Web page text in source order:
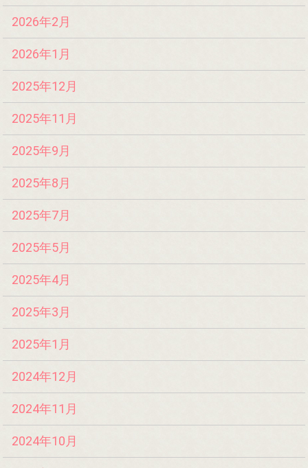
2026年2月
2026年1月
2025年12月
2025年11月
2025年9月
2025年8月
2025年7月
2025年5月
2025年4月
2025年3月
2025年1月
2024年12月
2024年11月
2024年10月